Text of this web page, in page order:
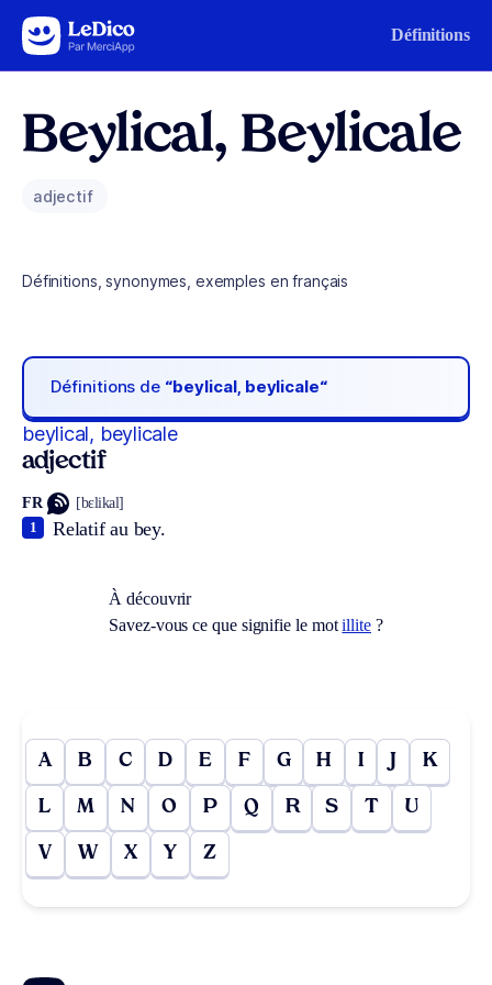
Aller au contenu Définitions
Beylical, Beylicale
adjectif
Définitions, synonymes, exemples en français
Définitions de “beylical, beylicale“
beylical, beylicale
adjectif
FR [bɛlikal]
Relatif au bey.
1
À découvrir
Savez-vous ce que signifie le motillite?
A B C D E F G H I J K
L M N O P Q R S T U
V W X Y Z